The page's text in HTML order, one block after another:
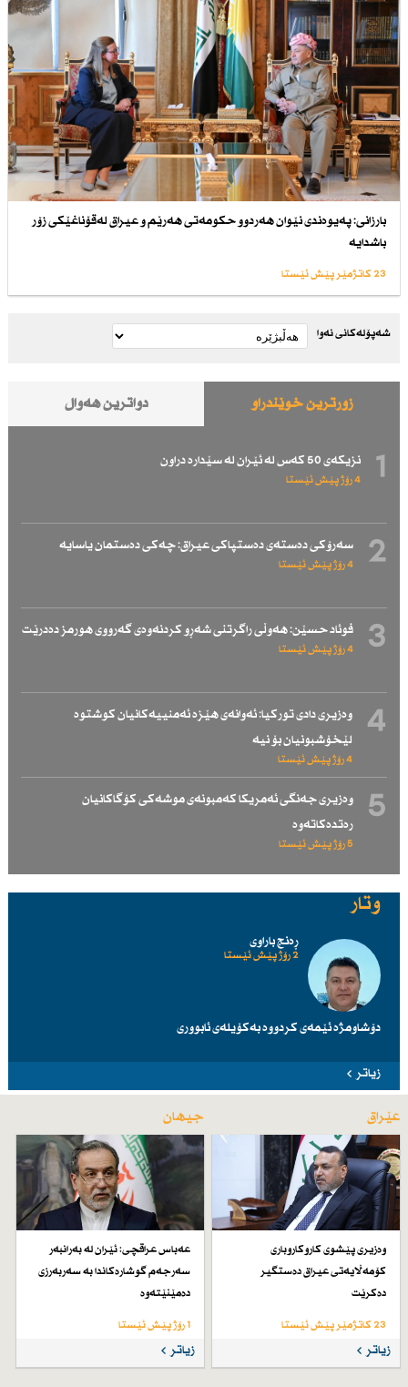
بارزانی: پەیوەندی نێوان هەردوو حكومەتی هەرێم و عیراق لەقۆناغێكی زۆر
باشدایە
23 کاتژمێر پێش ئێستا
شەپۆلەکانی نەوا
زۆرترین خوێندراو دواترین هەواڵ
1 نزیكەی 50 كەس لە ئێران لە سێدارە دراون
4 رۆژ پێش ئێستا
2 سەرۆكی دەستەی دەستپاكی عیراق: چەكی دەستمان یاسایە
4 رۆژ پێش ئێستا
3 فوئاد حسێن: هەوڵی راگرتنی شەڕو كردنەوەی گەرووی هورمز دەدرێت
4 رۆژ پێش ئێستا
4
وەزیری دادی توركیا: ئەوانەی هێزە ئەمنییەكانیان كوشتوە
لێخۆشبونیان بۆ نیە
4 رۆژ پێش ئێستا
5
وەزیری جەنگی ئەمریكا كەمبونەی موشەكی كۆگاكانیان
رەتدەكاتەوە
5 رۆژ پێش ئێستا
وتار
ڕەنج باراوی
2 رۆژ پێش ئێستا
دۆشاومژە ئێمەی کردووە بەکۆیلەی ئابووری
زیاتر
عێراق
وەزیری پێشوی كاروكاروباری
كۆمەڵایەتی عیراق دەستگیر
دەكرێت
23 کاتژمێر پێش ئێستا
زیاتر
جیهان
عەباس عراقچی: ئێران لە بەرانبەر
سەرجەم گوشارەكاندا بە سەربەرزی
دەمێنێتەوە
1 رۆژ پێش ئێستا
زیاتر